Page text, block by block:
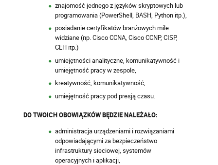
znajomość jednego z języków skryptowych lub
programowania (PowerShell, BASH, Python itp.),
posiadanie certyfikatów branżowych mile
widziane (np. Cisco CCNA, Cisco CCNP, CISP,
CEH itp.)
umiejętności analityczne, komunikatywność i
umiejętność pracy w zespole,
kreatywność, komunikatywność,
umiejętność pracy pod presją czasu.
DO TWOICH OBOWIĄZKÓW BĘDZIE NALEŻAŁO:
administracja urządzeniami i rozwiązaniami
odpowiadającymi za bezpieczeństwo
infrastruktury sieciowej, systemów
operacyjnych i aplikacji,